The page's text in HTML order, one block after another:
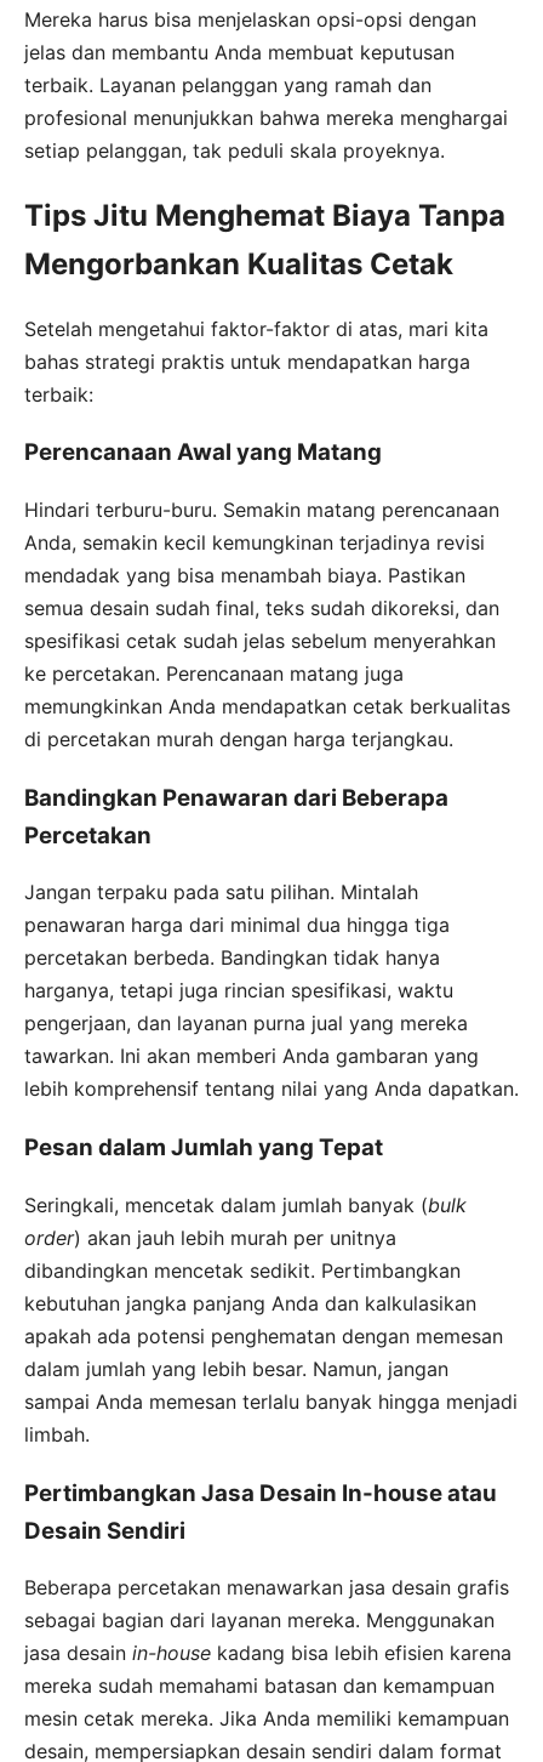
Mereka harus bisa menjelaskan opsi-opsi dengan
jelas dan membantu Anda membuat keputusan
terbaik. Layanan pelanggan yang ramah dan
profesional menunjukkan bahwa mereka menghargai
setiap pelanggan, tak peduli skala proyeknya.
Tips Jitu Menghemat Biaya Tanpa
Mengorbankan Kualitas Cetak
Setelah mengetahui faktor-faktor di atas, mari kita
bahas strategi praktis untuk mendapatkan harga
terbaik:
Perencanaan Awal yang Matang
Hindari terburu-buru. Semakin matang perencanaan
Anda, semakin kecil kemungkinan terjadinya revisi
mendadak yang bisa menambah biaya. Pastikan
semua desain sudah final, teks sudah dikoreksi, dan
spesifikasi cetak sudah jelas sebelum menyerahkan
ke percetakan. Perencanaan matang juga
memungkinkan Anda mendapatkan cetak berkualitas
di percetakan murah dengan harga terjangkau.
Bandingkan Penawaran dari Beberapa
Percetakan
Jangan terpaku pada satu pilihan. Mintalah
penawaran harga dari minimal dua hingga tiga
percetakan berbeda. Bandingkan tidak hanya
harganya, tetapi juga rincian spesifikasi, waktu
pengerjaan, dan layanan purna jual yang mereka
tawarkan. Ini akan memberi Anda gambaran yang
lebih komprehensif tentang nilai yang Anda dapatkan.
Pesan dalam Jumlah yang Tepat
Seringkali, mencetak dalam jumlah banyak (bulk
order) akan jauh lebih murah per unitnya
dibandingkan mencetak sedikit. Pertimbangkan
kebutuhan jangka panjang Anda dan kalkulasikan
apakah ada potensi penghematan dengan memesan
dalam jumlah yang lebih besar. Namun, jangan
sampai Anda memesan terlalu banyak hingga menjadi
limbah.
Pertimbangkan Jasa Desain In-house atau
Desain Sendiri
Beberapa percetakan menawarkan jasa desain grafis
sebagai bagian dari layanan mereka. Menggunakan
jasa desain in-house kadang bisa lebih efisien karena
mereka sudah memahami batasan dan kemampuan
mesin cetak mereka. Jika Anda memiliki kemampuan
desain, mempersiapkan desain sendiri dalam format